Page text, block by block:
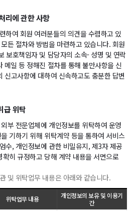
리에 관한 사항
하여 회원 여러분들의 의견을 수렴하고 있
든 절차와 방법을 마련하고 있습니다. 회원
보호책임자 및 담당자의 소속- 성명 및 연락
메일 등 정해진 절차를 통해 불만사항을 신
신고사항에 대하여 신속하고도 충분한 답변
급 위탁
부 전문업체에 개인정보를 위탁하여 운영
기하기 위해 위탁계약 등을 통하여 서비스
수, 개인정보에 관한 비밀유지, 제3자 제공
히 규정하고 당해 계약 내용을 서면으로
및 위탁업무 내용은 아래와 같습니다.
위탁업무 내용
개인정보의 보유 및 이용기
간